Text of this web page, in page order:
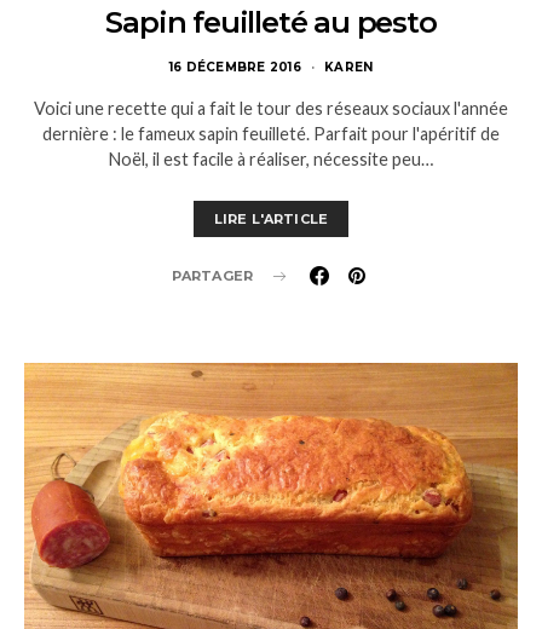
Sapin feuilleté au pesto
16 DÉCEMBRE 2016 KAREN
Voici une recette qui a fait le tour des réseaux sociaux l'année
dernière : le fameux sapin feuilleté. Parfait pour l'apéritif de
Noël, il est facile à réaliser, nécessite peu…
LIRE L'ARTICLE
PARTAGER